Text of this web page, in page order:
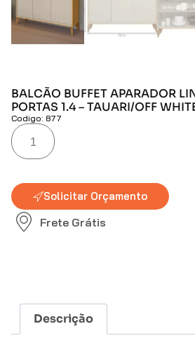
BALCÃO BUFFET APARADOR
PORTAS 1.4 – TAUARI/OFF
Codigo: 877
Solicitar Orçamento
Frete Grátis
Descrição